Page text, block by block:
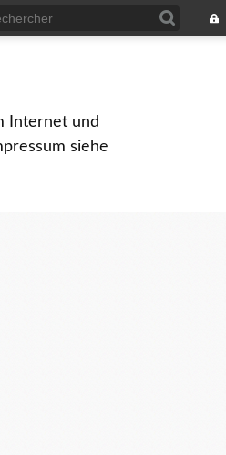
Internet und
siehe